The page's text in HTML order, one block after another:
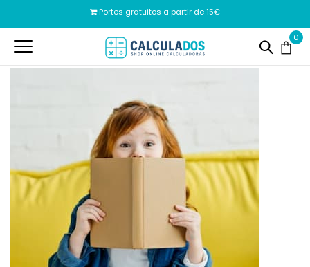
Portes gratuitos a partir de 15€
0